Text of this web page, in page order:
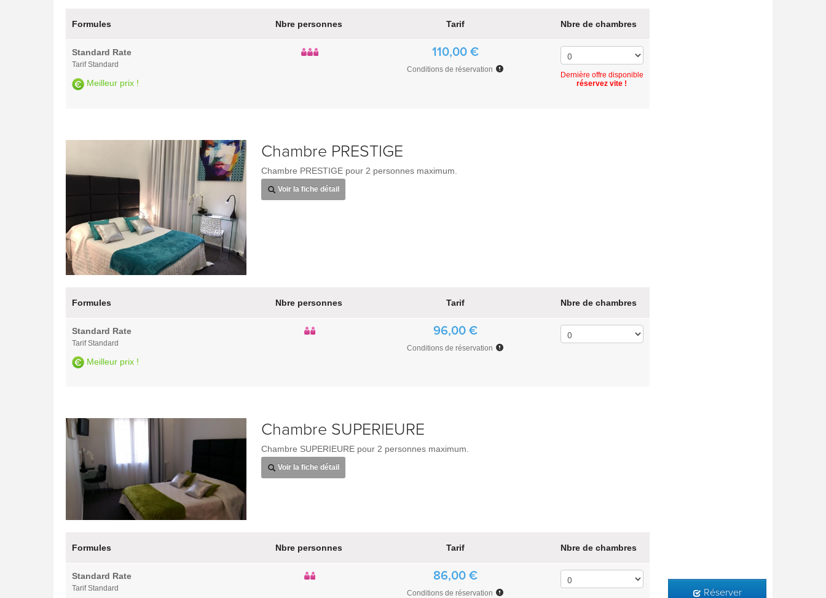
Formules Nbre personnes Tarif Nbre de chambres
Standard Rate
Tarif Standard
Meilleur prix !
110,00 €
Conditions de réservation
Dernière offre disponible
réservez vite !
Chambre PRESTIGE
Chambre PRESTIGE pour 2 personnes maximum.
Voir la fiche détail
Formules Nbre personnes Tarif Nbre de chambres
Standard Rate
Tarif Standard
Meilleur prix !
96,00 €
Conditions de réservation
Chambre SUPERIEURE
Chambre SUPERIEURE pour 2 personnes maximum.
Voir la fiche détail
Formules Nbre personnes Tarif Nbre de chambres
Standard Rate
Tarif Standard
86,00 €
Conditions de réservation Réserver